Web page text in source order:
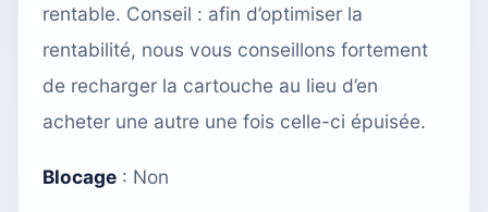
rentable. Conseil : afin d’optimiser la
rentabilité, nous vous conseillons fortement
de recharger la cartouche au lieu d’en
acheter une autre une fois celle-ci épuisée.
Blocage : Non